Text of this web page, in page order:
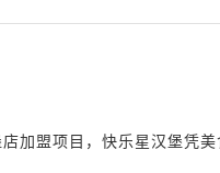
加盟项目，快乐星汉堡凭美